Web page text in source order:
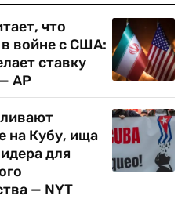
что
войне с США:
ставку
AP
на Кубу, ища
для
— NYT